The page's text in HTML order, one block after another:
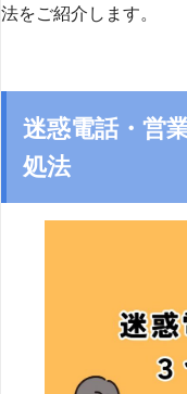
法をご紹介します。
迷惑電話・営
処法